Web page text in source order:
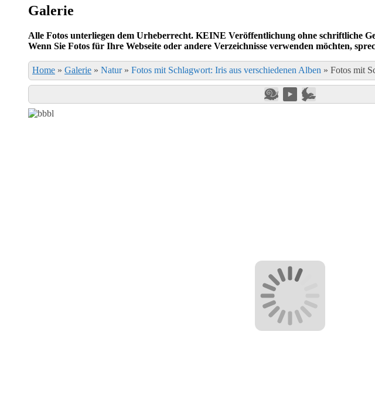
Galerie
Alle Fotos unterliegen dem Urheberrecht. KEINE Veröffentlichung ohne schriftliche
Wenn Sie Fotos für Ihre Webseite oder andere Verzeichnisse verwenden möchten,
Home » Galerie » Natur» Fotos mit Schlagwort: Iris aus verschiedenen Alben » Fotos mit